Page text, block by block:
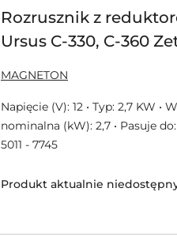
Rozrusznik z
Ursus C-330, C-360
NAZWA
PRODUCENTA:
MAGNETON
Napięcie (V): 12 • Typ: 2,7 KW •
nominalna (kW): 2,7 • Pasuje
5011 - 7745
Produkt aktualnie